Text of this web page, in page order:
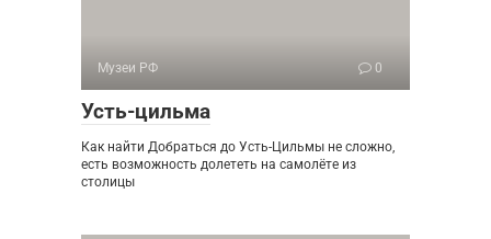
Музеи РФ 0
Усть-цильма
Как найти Добраться до Усть-Цильмы не сложно,
есть возможность долететь на самолёте из
столицы